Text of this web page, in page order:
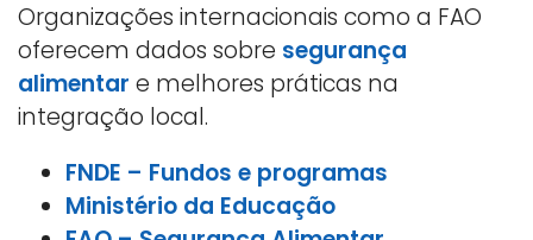
Organizações internacionais como a FAO
oferecem dados sobre segurança
alimentar e melhores práticas na
integração local.
FNDE – Fundos e programas
Ministério da Educação